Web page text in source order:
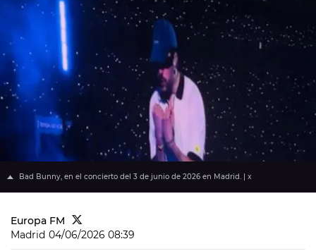
Bad Bunny, en el concierto del 3 de junio de 2026 en Madrid. | x
Europa FM
Madrid 04/06/2026 08:39